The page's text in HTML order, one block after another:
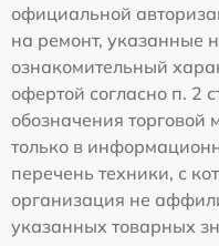
официальной
на ремонт, указанные
ознакомительный
офертой согласно п. 2
обозначения
только в
перечень техники, с
организация не
указанных товарных